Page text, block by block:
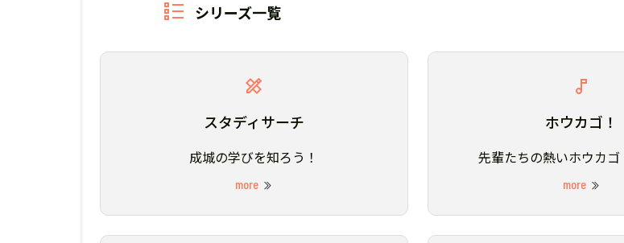
シリーズ一覧
スタディサーチ
成城の学びを知ろう！
more
ホウカゴ！
先輩たちの熱いホウカ
more